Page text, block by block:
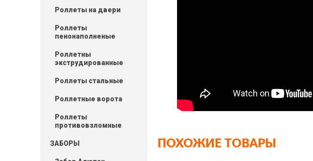
Роллеты на двери
Роллеты
пенонаполненые
Роллетны
экструдированные
Роллеты стальные
Роллетные ворота
Роллеты
противовзломные
ЗАБОРЫ ПОХОЖИЕ ТОВАРЫ